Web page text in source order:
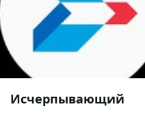
Исчерпывающий